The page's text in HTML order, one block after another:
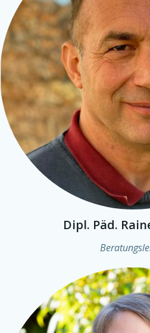
Dipl. Päd.